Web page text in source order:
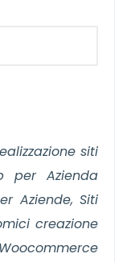
siti
per Azienda
Aziende, Siti
creazione